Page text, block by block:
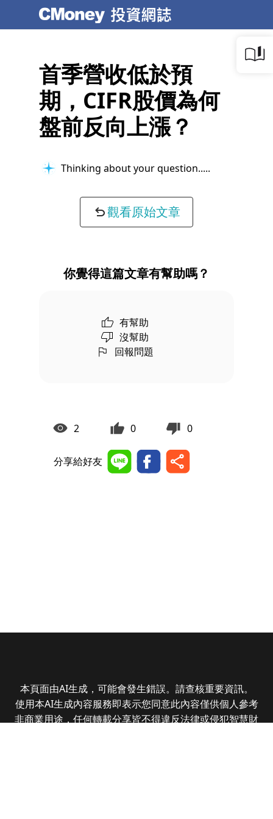
首季營收低於預
期，CIFR股價為何
盤前反向上漲？
Thinking about your question...
觀看原始文章
你覺得這篇文章有幫助嗎？
有幫助
沒幫助
回報問題
2 0 0
分享給好友
本頁面由AI生成，可能會發生錯誤。請查核重要資訊。
使用本AI生成內容服務即表示您同意此內容僅供個人參考
非商業用途，任何轉載分享皆不得違反法律或侵犯智慧財